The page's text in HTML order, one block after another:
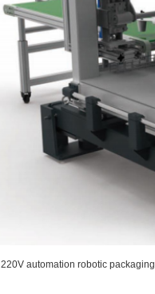
220V automation robotic packaging